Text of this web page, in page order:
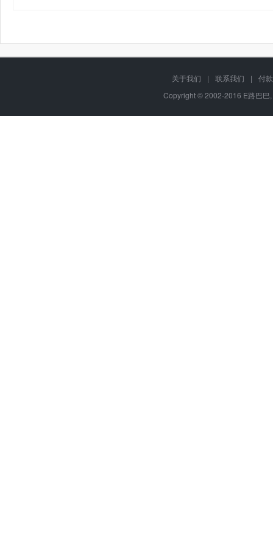
关于我们 | 联系我们 |
付
Copyright © 2002-2016 E路巴